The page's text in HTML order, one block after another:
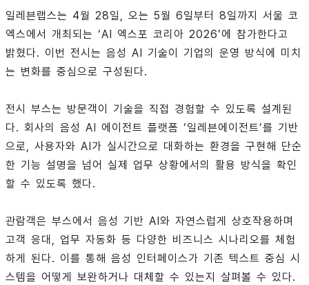
일레븐랩스는 4월 28일, 오는 5월 6일부터 8일까지 서울 코
엑스에서 개최되는 ‘AI 엑스포 코리아 2026’에 참가한다고
밝혔다. 이번 전시는 음성 AI 기술이 기업의 운영 방식에 미치
는 변화를 중심으로 구성된다.
전시 부스는 방문객이 기술을 직접 경험할 수 있도록 설계된
다. 회사의 음성 AI 에이전트 플랫폼 ‘일레븐에이전트’를 기반
으로, 사용자와 AI가 실시간으로 대화하는 환경을 구현해 단순
한 기능 설명을 넘어 실제 업무 상황에서의 활용 방식을 확인
할 수 있도록 했다.
관람객은 부스에서 음성 기반 AI와 자연스럽게 상호작용하며
고객 응대, 업무 자동화 등 다양한 비즈니스 시나리오를 체험
하게 된다. 이를 통해 음성 인터페이스가 기존 텍스트 중심 시
스템을 어떻게 보완하거나 대체할 수 있는지 살펴볼 수 있다.